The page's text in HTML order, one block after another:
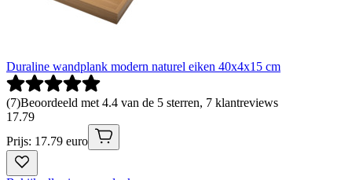
Duraline wandplank modern naturel eiken 40x4x15 cm
(7)Beoordeeld met 4.4 van de 5 sterren, 7 klantreviews
17.79
Prijs: 17.79 euro